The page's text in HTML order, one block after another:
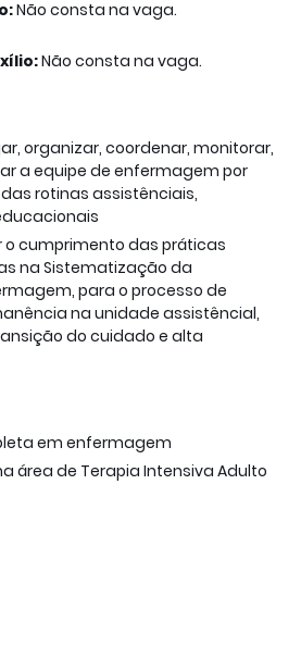
Não consta na vaga.
Não consta na vaga.
organizar, coordenar, monitorar,
a equipe de enfermagem por
rotinas assistênciais,
cumprimento das práticas
na Sistematização da
para o processo de
na unidade assistêncial,
do cuidado e alta
em enfermagem
área de Terapia Intensiva Adulto